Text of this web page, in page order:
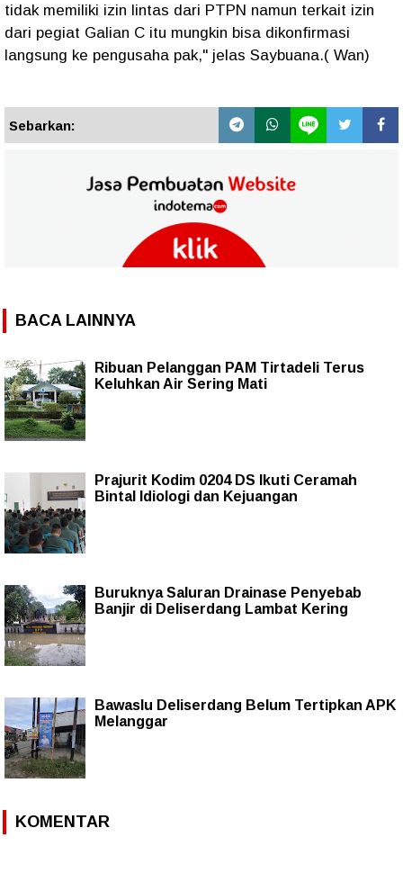
tidak memiliki izin lintas dari PTPN namun terkait izin
dari pegiat Galian C itu mungkin bisa dikonfirmasi
langsung ke pengusaha pak," jelas Saybuana.( Wan)
Sebarkan:
BACA LAINNYA
Ribuan Pelanggan PAM Tirtadeli Terus
Keluhkan Air Sering Mati
Prajurit Kodim 0204 DS Ikuti Ceramah
Bintal Idiologi dan Kejuangan
Buruknya Saluran Drainase Penyebab
Banjir di Deliserdang Lambat Kering
Bawaslu Deliserdang Belum Tertipkan APK
Melanggar
KOMENTAR